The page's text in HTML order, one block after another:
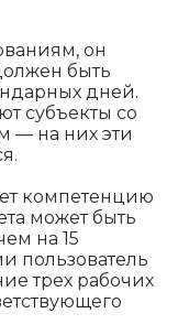
он
быть
дней.
субъекты со
— на них эти
компетенцию
может быть
на 15
пользователь
трех рабочих